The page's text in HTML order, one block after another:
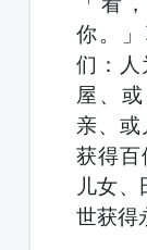
你。
们：人
屋、
亲、
获得百
儿女、
世获得